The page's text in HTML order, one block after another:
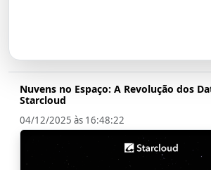
Nuvens no Espaço: A Revolução dos
Starcloud
04/12/2025 às 16:48:22